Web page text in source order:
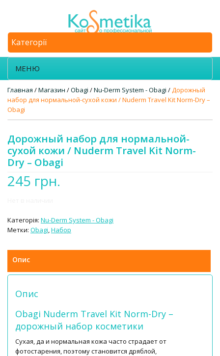
Категорії
МЕНЮ
Главная /Магазин /Obagi /Nu-Derm System - Obagi /Дорожный
набор для нормальной-сухой кожи / Nuderm Travel Kit Norm-Dry –
Obagi
Дорожный набор для нормальной-
сухой кожи / Nuderm Travel Kit Norm-
Dry – Obagi
245 грн.
Категорія: Nu-Derm System - Obagi
Метки: Obagi,Набор
Опис
Опис
Obagi Nuderm Travel Kit Norm-Dry –
дорожный набор косметики
Сухая, да и нормальная кожа часто страдает от
фотостарения, поэтому становится дряблой,